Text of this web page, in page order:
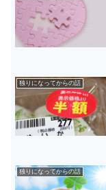
独りになってからの話
独りになってからの話